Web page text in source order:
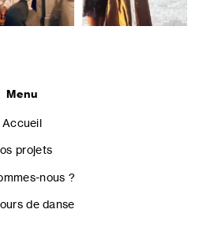
Menu
Accueil
projets
nous ?
de danse